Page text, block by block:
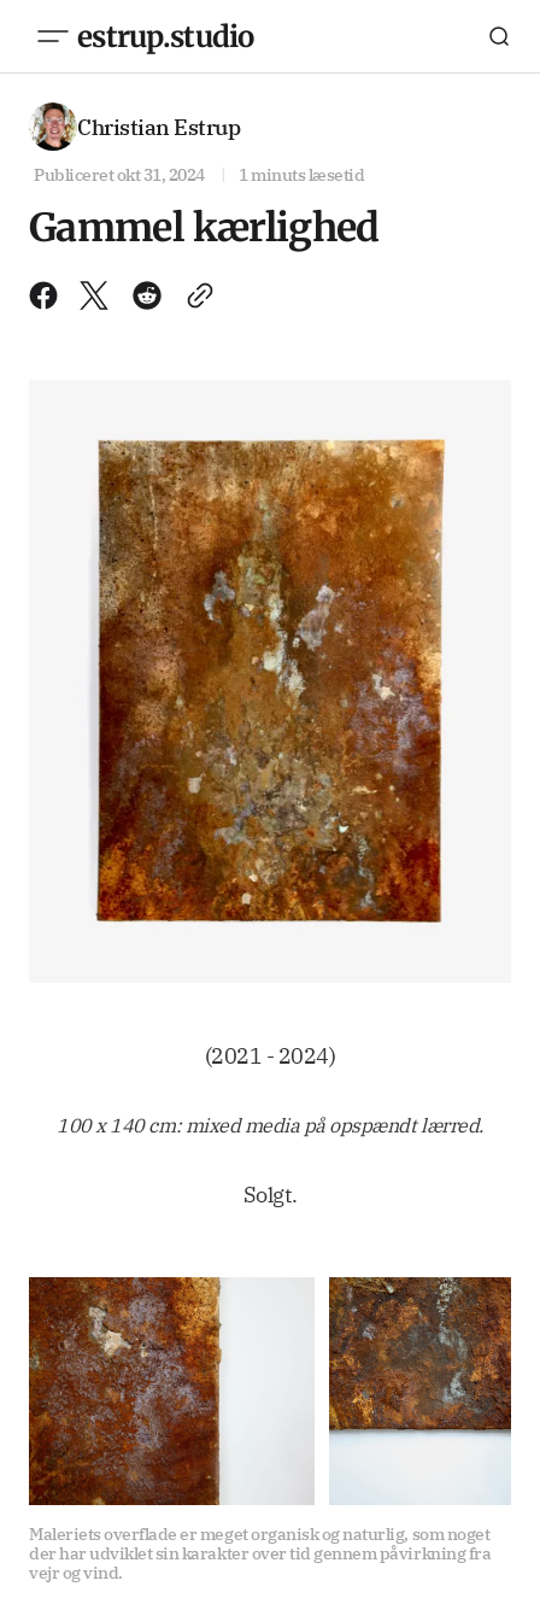
estrup.studio
Christian Estrup
Publiceretokt 31, 2024 1 minuts læsetid
Gammel kærlighed
(2021 - 2024)
100 x 140 cm: mixed media på opspændt lærred.
Solgt.
Maleriets overflade er meget organisk og naturlig, som noget
der har udviklet sin karakter over tid gennem påvirkning fra
vejr og vind.